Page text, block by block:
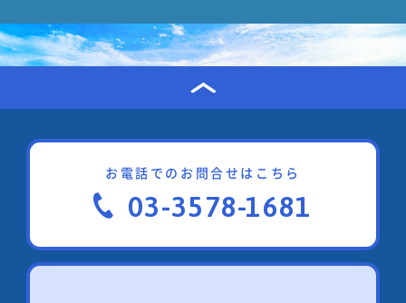
お電話でのお問合せはこちら
03-3578-1681